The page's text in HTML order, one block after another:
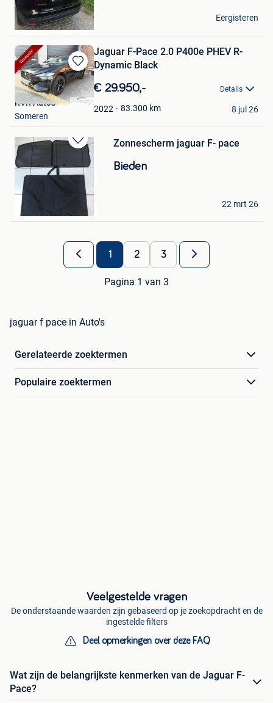
Jones de Klaas
Antwerpen
Eergisteren
Bewaren
in
Mijn
Favorieten
Jaguar F-Pace 2.0 P400e PHEV R-
Dynamic Black
€ 29.950,- Details
2022 83.300 km
RVR Auto's
Someren
8 jul 26
Bewaren
Mijn
Favorieten
Zonnescherm jaguar F- pace
Bieden
agnes
Geetbets
22 mrt 26
1 2 3
Pagina 1 van 3
jaguar f pace in Auto's
Gerelateerde zoektermen
Populaire zoektermen
Veelgestelde vragen
De onderstaande waarden zijn gebaseerd op je zoekopdracht en de
ingestelde filters
Deel opmerkingen over deze FAQ
Wat zijn de belangrijkste kenmerken van de Jaguar F-
Pace?